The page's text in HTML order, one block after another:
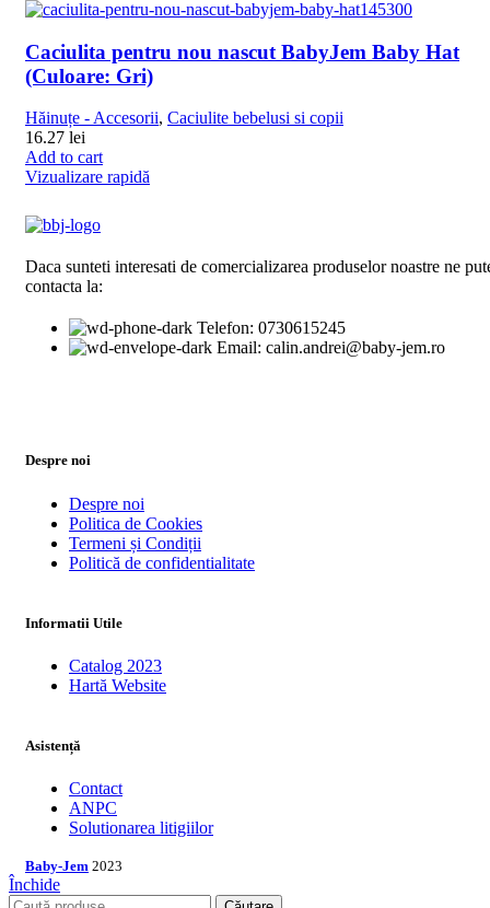
Caciulita pentru nou nascut BabyJem Baby Hat
(Culoare: Gri)
Hăinuțe - Accesorii, Caciulite bebelusi si copii
16.27 lei
Add to cart
Vizualizare rapidă
Daca sunteti interesati de comercializarea produselor noastre ne
contacta la:
Telefon: 0730615245
Email: calin.andrei@baby-jem.ro
Despre noi
Despre noi
Politica de Cookies
Termeni și Condiții
Politică de confidentialitate
Informatii Utile
Catalog 2023
Hartă Website
Asistență
Contact
ANPC
Solutionarea litigiilor
Baby-Jem 2023
Închide